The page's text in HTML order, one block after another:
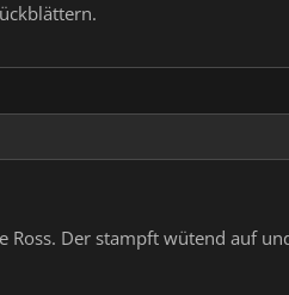
Ross. Der stampft wütend auf